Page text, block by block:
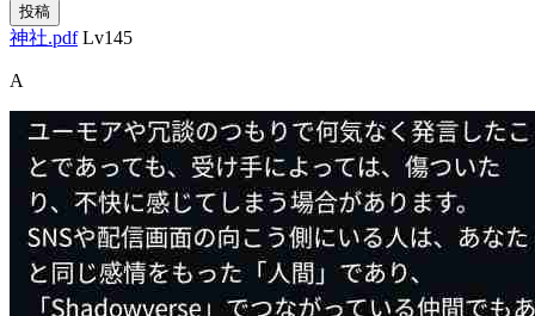
投稿
神社.pdf Lv145
A